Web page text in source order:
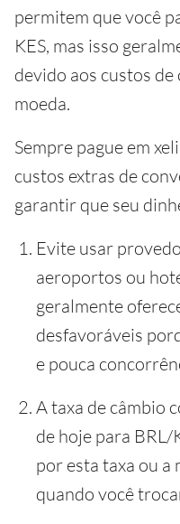
permitem que você
KES, mas isso
devido aos custos
moeda.
Sempre pague em
custos extras de
garantir que seu
Evite usar
aeroportos ou
geralmente
desfavoráveis
e pouca
A taxa de câmbio
de hoje para
por esta taxa ou a
quando você